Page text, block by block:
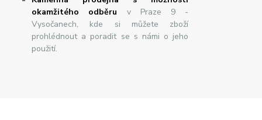
okamžitého odběru v Praze 9 -
Vysočanech, kde si můžete zboží
prohlédnout a poradit se s námi o jeho
použití.